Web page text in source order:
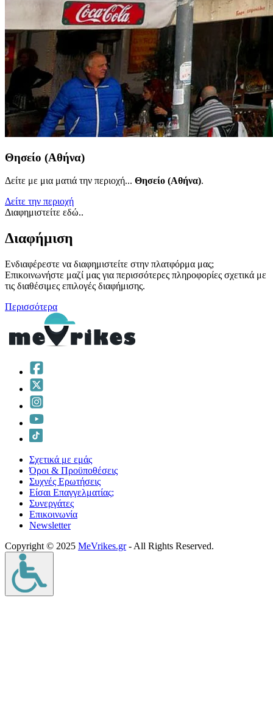
Θησείο (Αθήνα)
Δείτε με μια ματιά την περιοχή... Θησείο (Αθήνα).
Δείτε την περιοχή
Διαφημιστείτε εδώ..
Διαφήμιση
Ενδιαφέρεστε να διαφημιστείτε στην πλατφόρμα μας;
Επικοινωνήστε μαζί μας για περισσότερες πληροφορίες σχετικά με
τις διαθέσιμες επιλογές διαφήμισης.
Περισσότερα
Σχετικά με εμάς
Όροι & Προϋποθέσεις
Συχνές Ερωτήσεις
Είσαι Επαγγελματίας;
Συνεργάτες
Επικοινωνία
Νewsletter
Copyright © 2025 MeVrikes.gr- All Rights Reserved.